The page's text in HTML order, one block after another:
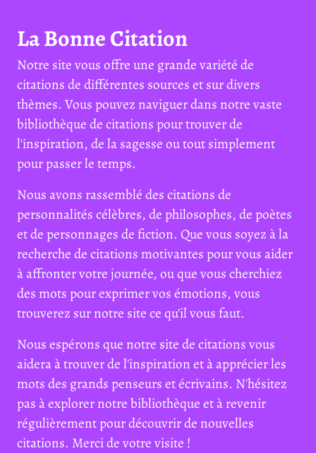
La Bonne Citation
Notre site vous offre une grande variété de
citations de différentes sources et sur divers
thèmes. Vous pouvez naviguer dans notre vaste
bibliothèque de citations pour trouver de
l'inspiration, de la sagesse ou tout simplement
pour passer le temps.
Nous avons rassemblé des citations de
personnalités célèbres, de philosophes, de poètes
et de personnages de fiction. Que vous soyez à la
recherche de citations motivantes pour vous aider
à affronter votre journée, ou que vous cherchiez
des mots pour exprimer vos émotions, vous
trouverez sur notre site ce qu'il vous faut.
Nous espérons que notre site de citations vous
aidera à trouver de l'inspiration et à apprécier les
mots des grands penseurs et écrivains. N'hésitez
pas à explorer notre bibliothèque et à revenir
régulièrement pour découvrir de nouvelles
citations. Merci de votre visite !